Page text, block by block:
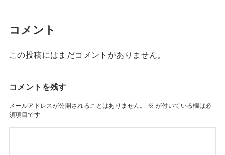
コメント
この投稿にはまだコメントがありません。
コメントを残す
メールアドレスが公開されることはありません。 ※ が付いている欄は必
須項目です